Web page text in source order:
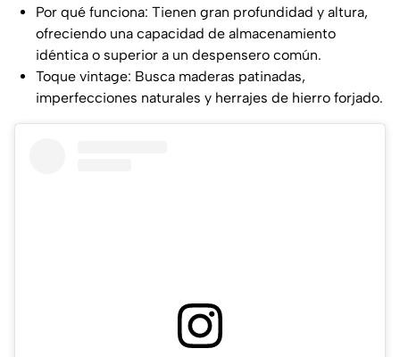
Por qué funciona: Tienen gran profundidad y altura,
ofreciendo una capacidad de almacenamiento
idéntica o superior a un despensero común.
Toque vintage: Busca maderas patinadas,
imperfecciones naturales y herrajes de hierro forjado.